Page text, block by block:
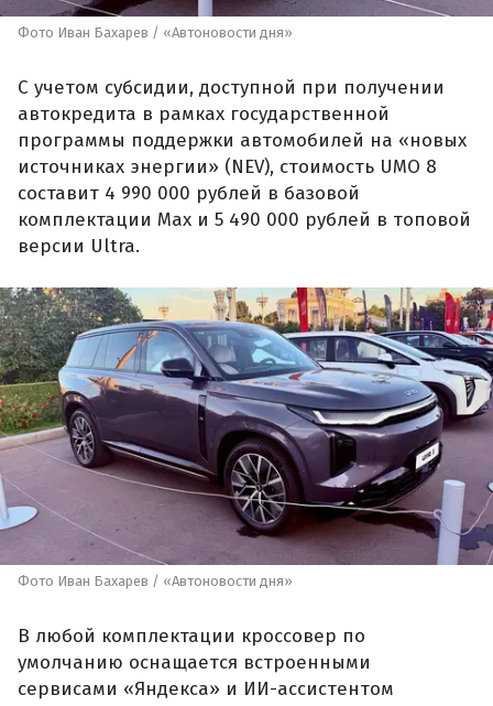
Фото Иван Бахарев / «Автоновости дня»
С учетом субсидии, доступной при получении
автокредита в рамках государственной
программы поддержки автомобилей на «новых
источниках энергии» (NEV), стоимость UMO 8
составит 4 990 000 рублей в базовой
комплектации Max и 5 490 000 рублей в топовой
версии Ultra.
Фото Иван Бахарев / «Автоновости дня»
В любой комплектации кроссовер по
умолчанию оснащается встроенными
сервисами «Яндекса» и ИИ-ассистентом